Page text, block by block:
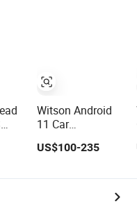
X1
Witson Android
11 Car
Navigation for
Volkswagen
T6 2015-2020 Ai
US$100-235